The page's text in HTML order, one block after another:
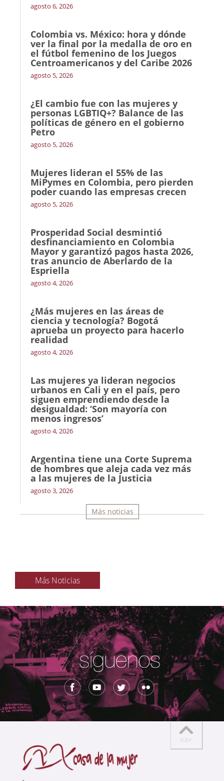
agosto 6, 2026
Colombia vs. México: hora y dónde
ver la final por la medalla de oro en
el fútbol femenino de los Juegos
Centroamericanos y del Caribe 2026
agosto 5, 2026
¿El cambio fue con las mujeres y
personas LGBTIQ+? Balance de las
políticas de género en el gobierno
Petro
agosto 5, 2026
Mujeres lideran el 55% de las
MiPymes en Colombia, pero pierden
poder cuando las empresas crecen
agosto 5, 2026
Prosperidad Social desmintió
desfinanciamiento en Colombia
Mayor y garantizó pagos hasta 2026,
tras anuncio de Aberlardo de la
Espriella
agosto 4, 2026
¿Más mujeres en las áreas de
ciencia y tecnología? Bogotá
aprueba un proyecto para hacerlo
realidad
agosto 4, 2026
Las mujeres ya lideran negocios
urbanos en Cali y en el país, pero
siguen emprendiendo desde la
desigualdad: ‘Son mayoría con
menos ingresos’
agosto 4, 2026
Argentina tiene una Corte Suprema
de hombres que aleja cada vez más
a las mujeres de la Justicia
agosto 3, 2026
Más noticias
Más Noticias